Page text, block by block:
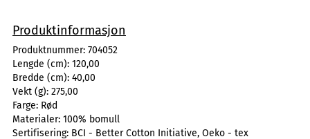
Produktinformasjon
Produktnummer: 704052
Lengde (cm): 120,00
Bredde (cm): 40,00
Vekt (g): 275,00
Farge: Rød
Materialer: 100% bomull
Sertifisering: BCI - Better Cotton Initiative, Oeko - tex